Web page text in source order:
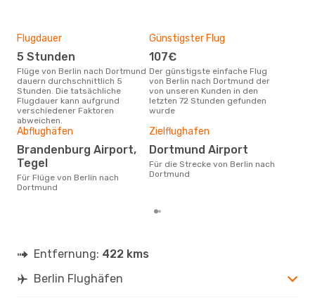
Flugdauer
5 Stunden
Flüge von Berlin nach Dortmund
dauern durchschnittlich 5
Stunden. Die tatsächliche
Flugdauer kann aufgrund
verschiedener Faktoren
abweichen.
Günstigster Flug
107€
Der günstigste einfache Flug
von Berlin nach Dortmund der
von unseren Kunden in den
letzten 72 Stunden gefunden
wurde
Abflughäfen
Brandenburg Airport,
Tegel
Für Flüge von Berlin nach
Dortmund
Zielflughafen
Dortmund Airport
Für die Strecke von Berlin nach
Dortmund
Entfernung: 422 kms
Berlin Flughäfen